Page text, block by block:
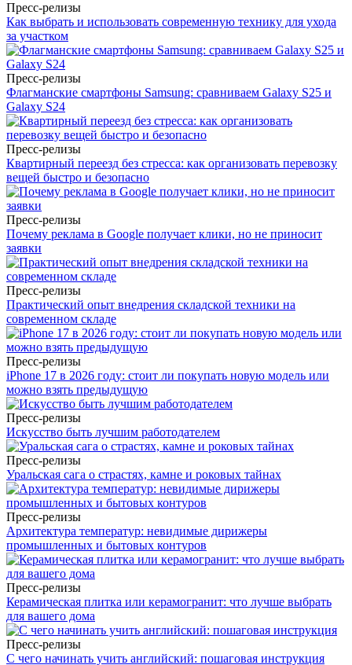
Пресс-релизы
Как выбрать и использовать современную технику для ухода
за участком
Пресс-релизы
Флагманские смартфоны Samsung: сравниваем Galaxy S25 и
Galaxy S24
Пресс-релизы
Квартирный переезд без стресса: как организовать перевозку
вещей быстро и безопасно
Пресс-релизы
Почему реклама в Google получает клики, но не приносит
заявки
Пресс-релизы
Практический опыт внедрения складской техники на
современном складе
Пресс-релизы
iPhone 17 в 2026 году: стоит ли покупать новую модель или
можно взять предыдущую
Пресс-релизы
Искусство быть лучшим работодателем
Пресс-релизы
Уральская сага о страстях, камне и роковых тайнах
Пресс-релизы
Архитектура температур: невидимые дирижеры
промышленных и бытовых контуров
Пресс-релизы
Керамическая плитка или керамогранит: что лучше выбрать
для вашего дома
Пресс-релизы
С чего начинать учить английский: пошаговая инструкция